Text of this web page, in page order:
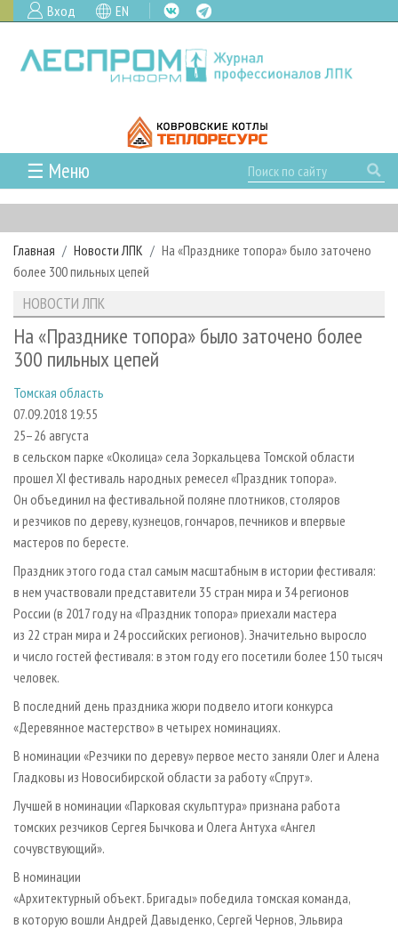
Вход EN
☰ Меню
ГЛАВНАЯ
РУБРИКИ И ТЕМЫ
РУБРИКИ ЖУРНАЛА
ЛЕСОЗАГОТОВКА
ЛЕСОПИЛЕНИЕ
СУШКА ДРЕВЕСИНЫ
ПРОИЗВОДСТВО ДРЕВЕСНЫХ ПЛИТ
ДЕРЕВЯННОЕ ДОМОСТРОЕНИЕ
ПРОИЗВОДСТВО МЕБЕЛИ
БИОЭНЕРГЕТИКА
ИНСТРУМЕНТ И МАТЕРИАЛЫ
НОВОСТИ
НОВОСТИ ЛПК
НОВОСТИ ЖУРНАЛА
ПРОЕКТЫ ЛПИ
АНАЛИТИКА
ПРЕДПРИЯТИЯ ЛПК
ПЕРСОНЫ
МОБИЛЬНЫЕ ВЫСТАВКИ
ОФИЦИАЛЬНЫЕ ДЕЛЕГАЦИИ
ПРИОРИТЕТНЫЕ ИНВЕСТПРОЕКТЫ
RUSSIAN FORESTRY REVIEW
БИБЛИОТЕКА СПЕЦИАЛИСТА
АРХИВ
АРХИВ ЖУРНАЛОВ
СТАТЬИ
О ЖУРНАЛЕ
ПОДПИСКА
КОНТАКТЫ
РЕКЛАМОДАТЕЛЯМ
РЕКЛАМА
РЕКЛАМА НА САЙТЕ
Главная Новости ЛПК
На «Празднике топора» было заточено
более 300 пильных цепей
НОВОСТИ ЛПК
На «Празднике топора» было заточено более
300 пильных цепей
Томская область
07.09.2018 19:55
25–26 августа
в сельском парке «Околица» села Зоркальцева Томской области
прошел XI фестиваль народных ремесел «Праздник топора».
Он объединил на фестивальной поляне плотников, столяров
и резчиков по дереву, кузнецов, гончаров, печников и впервые
мастеров по бересте.
Праздник этого года стал самым масштабным в истории фестиваля:
в нем участвовали представители 35 стран мира и 34 регионов
России (в 2017 году на «Праздник топора» приехали мастера
из 22 стран мира и 24 российских регионов). Значительно выросло
и число гостей фестиваля: в этом году его посетили более 150 тысяч
человек.
В последний день праздника жюри подвело итоги конкурса
«Деревянное мастерство» в четырех номинациях.
В номинации «Резчики по дереву» первое место заняли Олег и Алена
Гладковы из Новосибирской области за работу «Спрут».
Лучшей в номинации «Парковая скульптура» признана работа
томских резчиков Сергея Бычкова и Олега Антуха «Ангел
сочувствующий».
В номинации
«Архитектурный объект. Бригады» победила томская команда,
в которую вошли Андрей Давыденко, Сергей Чернов, Эльвира